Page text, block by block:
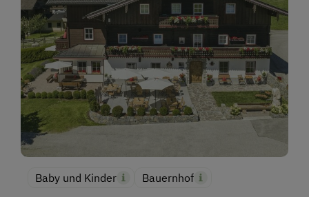
Baby und Kinder Bauernhof